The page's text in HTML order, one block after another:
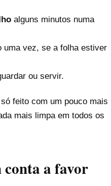
alguns minutos numa
uma vez, se a folha estiver
ou servir.
feito com um pouco mais
mais limpa em todos os
a favor